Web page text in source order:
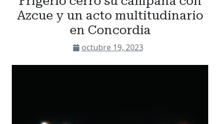
Azcue y un acto multitudinario
en Concordia
octubre 19, 2023